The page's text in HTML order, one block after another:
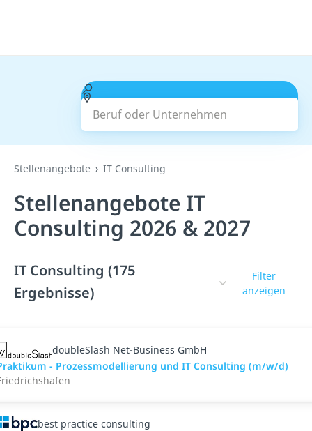
Beruf oder Unternehmen
Suchen
Stellenangebote IT Consulting
Stellenangebote IT
Consulting 2026 & 2027
IT Consulting (175
Ergebnisse)
Filter
anzeigen
doubleSlash Net-Business GmbH
- Prozessmodellierung und IT Consulting (m/w/d)
best practice consulting